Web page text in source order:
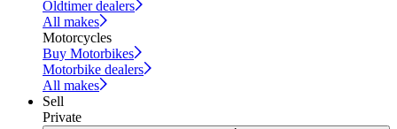
Oldtimer dealers
All makes
Motorcycles
Buy Motorbikes
Motorbike dealers
All makes
Sell
Private